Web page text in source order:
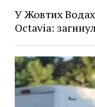
У Жовтих Водах
Octavia: